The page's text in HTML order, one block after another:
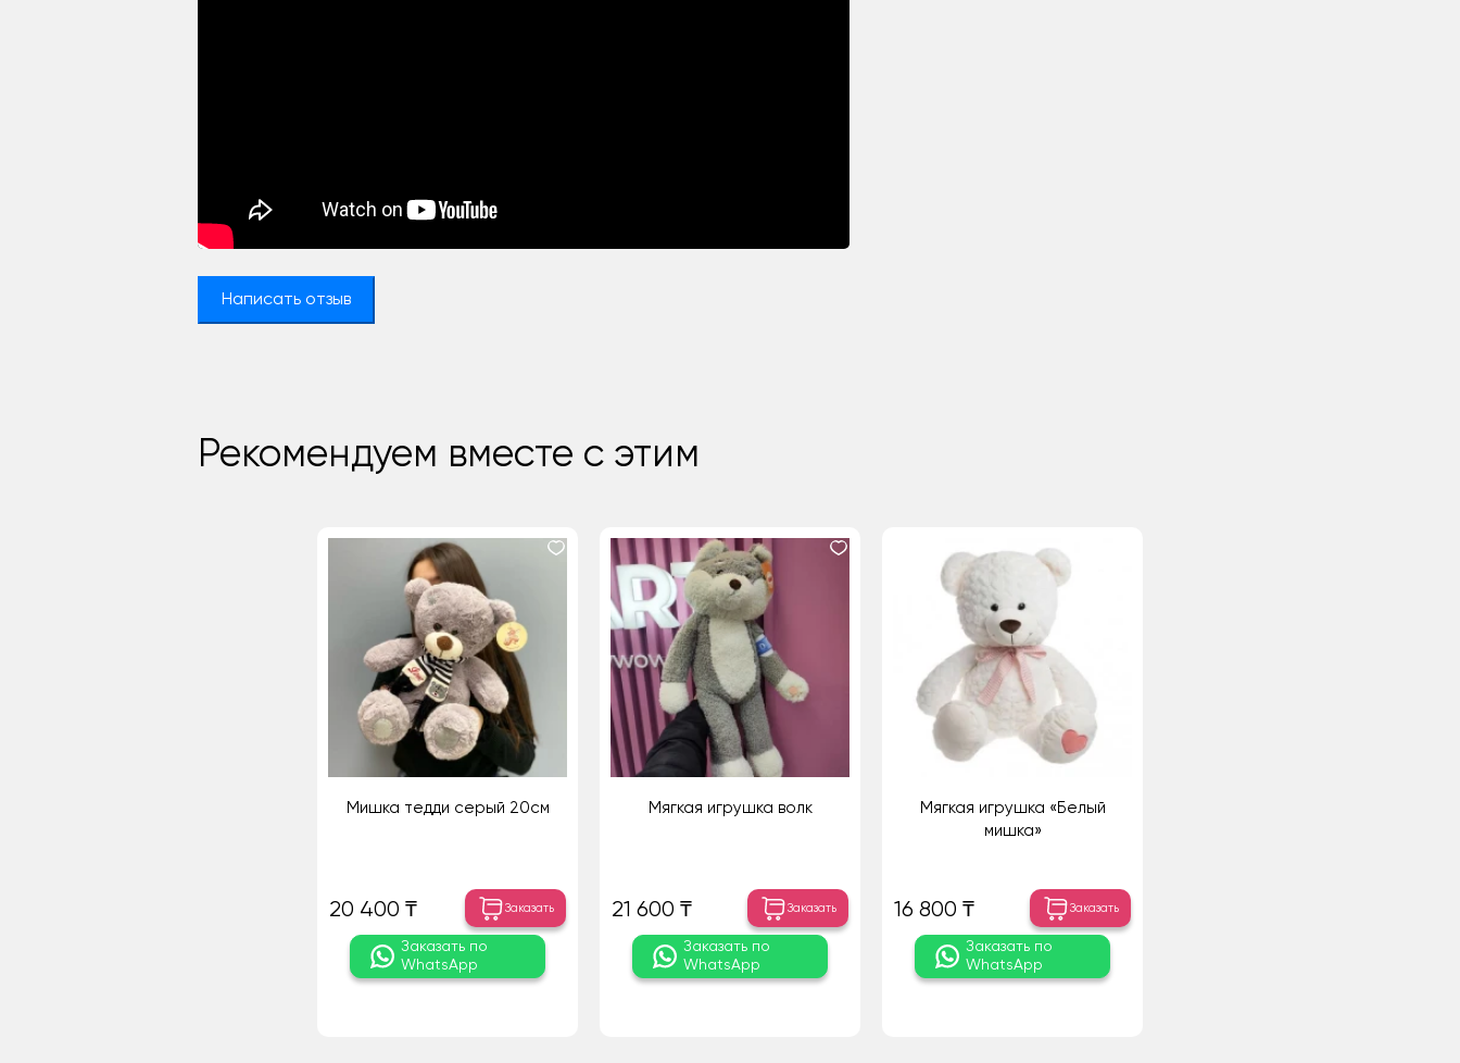
Написать отзыв
Рекомендуем вместе с этим
Мишка тедди серый 20см
20 400 ₸ Заказать
Заказать по
WhatsApp
Мягкая игрушка волк
21 600 ₸ Заказать
Заказать по
WhatsApp
Мягкая игрушка «Белый
мишка»
16 800 ₸ Заказать
Заказать по
WhatsApp